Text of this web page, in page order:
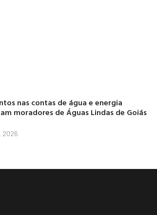
nas contas de água e energia
moradores de Águas Lindas de Goiás
2026